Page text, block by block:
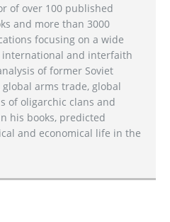
of over 100 published
and more than 3000
focusing on a wide
and interfaith
of former Soviet
global arms trade, global
of oligarchic clans and
his books, predicted
and economical life in the